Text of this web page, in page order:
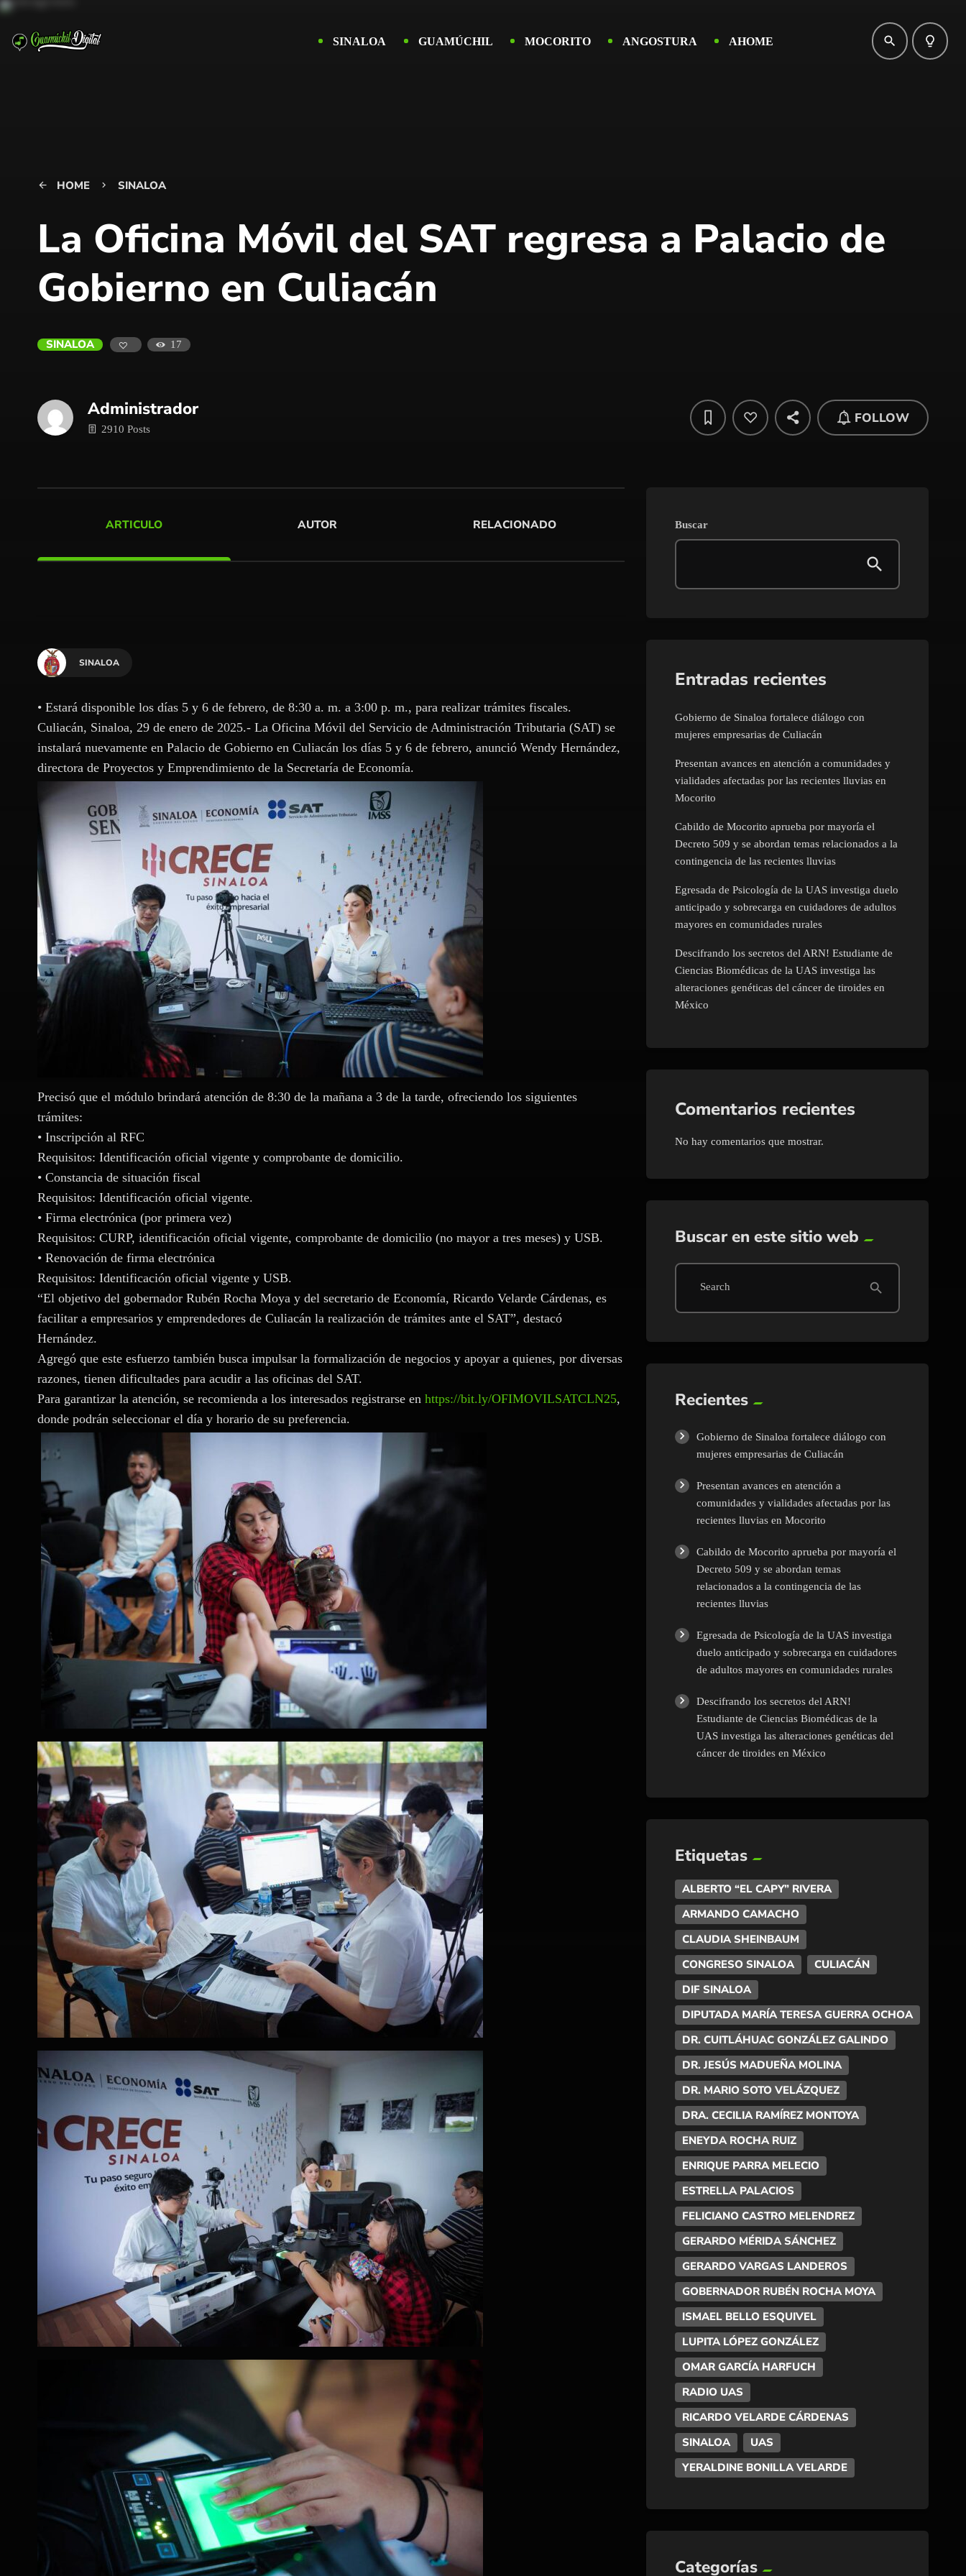
SINALOA GUAMÚCHIL MOCORITO ANGOSTURA AHOME search lightbulb_outline
arrow_back HOME keyboard_arrow_right SINALOA
La Oficina Móvil del SAT regresa a Palacio de
Gobierno en Culiacán
SINALOA 17
Administrador
2910 Posts
FOLLOW
ARTICULO AUTOR RELACIONADO
SINALOA
• Estará disponible los días 5 y 6 de febrero, de 8:30 a. m. a 3:00 p. m., para realizar trámites fiscales.
Culiacán, Sinaloa, 29 de enero de 2025.- La Oficina Móvil del Servicio de Administración Tributaria (SAT) se
instalará nuevamente en Palacio de Gobierno en Culiacán los días 5 y 6 de febrero, anunció Wendy Hernández,
directora de Proyectos y Emprendimiento de la Secretaría de Economía.
Precisó que el módulo brindará atención de 8:30 de la mañana a 3 de la tarde, ofreciendo los siguientes
trámites:
• Inscripción al RFC
Requisitos: Identificación oficial vigente y comprobante de domicilio.
• Constancia de situación fiscal
Requisitos: Identificación oficial vigente.
• Firma electrónica (por primera vez)
Requisitos: CURP, identificación oficial vigente, comprobante de domicilio (no mayor a tres meses) y USB.
• Renovación de firma electrónica
Requisitos: Identificación oficial vigente y USB.
“El objetivo del gobernador Rubén Rocha Moya y del secretario de Economía, Ricardo Velarde Cárdenas, es
facilitar a empresarios y emprendedores de Culiacán la realización de trámites ante el SAT”, destacó
Hernández.
Agregó que este esfuerzo también busca impulsar la formalización de negocios y apoyar a quienes, por diversas
razones, tienen dificultades para acudir a las oficinas del SAT.
Para garantizar la atención, se recomienda a los interesados registrarse en https://bit.ly/OFIMOVILSATCLN25,
donde podrán seleccionar el día y horario de su preferencia.
Buscar
Entradas recientes
Gobierno de Sinaloa fortalece diálogo con
mujeres empresarias de Culiacán
Presentan avances en atención a comunidades y
vialidades afectadas por las recientes lluvias en
Mocorito
Cabildo de Mocorito aprueba por mayoría el
Decreto 509 y se abordan temas relacionados a la
contingencia de las recientes lluvias
Egresada de Psicología de la UAS investiga duelo
anticipado y sobrecarga en cuidadores de adultos
mayores en comunidades rurales
Descifrando los secretos del ARN! Estudiante de
Ciencias Biomédicas de la UAS investiga las
alteraciones genéticas del cáncer de tiroides en
México
Comentarios recientes
No hay comentarios que mostrar.
Buscar en este sitio web
Search search
Recientes
Gobierno de Sinaloa fortalece diálogo con
mujeres empresarias de Culiacán
Presentan avances en atención a
comunidades y vialidades afectadas por las
recientes lluvias en Mocorito
Cabildo de Mocorito aprueba por mayoría el
Decreto 509 y se abordan temas
relacionados a la contingencia de las
recientes lluvias
Egresada de Psicología de la UAS investiga
duelo anticipado y sobrecarga en cuidadores
de adultos mayores en comunidades rurales
Descifrando los secretos del ARN!
Estudiante de Ciencias Biomédicas de la
UAS investiga las alteraciones genéticas del
cáncer de tiroides en México
Etiquetas
ALBERTO “EL CAPY” RIVERA
ARMANDO CAMACHO
CLAUDIA SHEINBAUM
CONGRESO SINALOA
CULIACÁN
DIF SINALOA
DIPUTADA MARÍA TERESA GUERRA OCHOA
DR. CUITLÁHUAC GONZÁLEZ GALINDO
DR. JESÚS MADUEÑA MOLINA
DR. MARIO SOTO VELÁZQUEZ
DRA. CECILIA RAMÍREZ MONTOYA
ENEYDA ROCHA RUIZ
ENRIQUE PARRA MELECIO
ESTRELLA PALACIOS
FELICIANO CASTRO MELENDREZ
GERARDO MÉRIDA SÁNCHEZ
GERARDO VARGAS LANDEROS
GOBERNADOR RUBÉN ROCHA MOYA
ISMAEL BELLO ESQUIVEL
LUPITA LÓPEZ GONZÁLEZ
OMAR GARCÍA HARFUCH
RADIO UAS
RICARDO VELARDE CÁRDENAS
SINALOA
UAS
YERALDINE BONILLA VELARDE
Categorías